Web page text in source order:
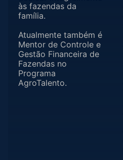
às fazendas da
família.
Atualmente também é
Mentor de Controle e
Gestão Financeira de
Fazendas no
Programa
AgroTalento.